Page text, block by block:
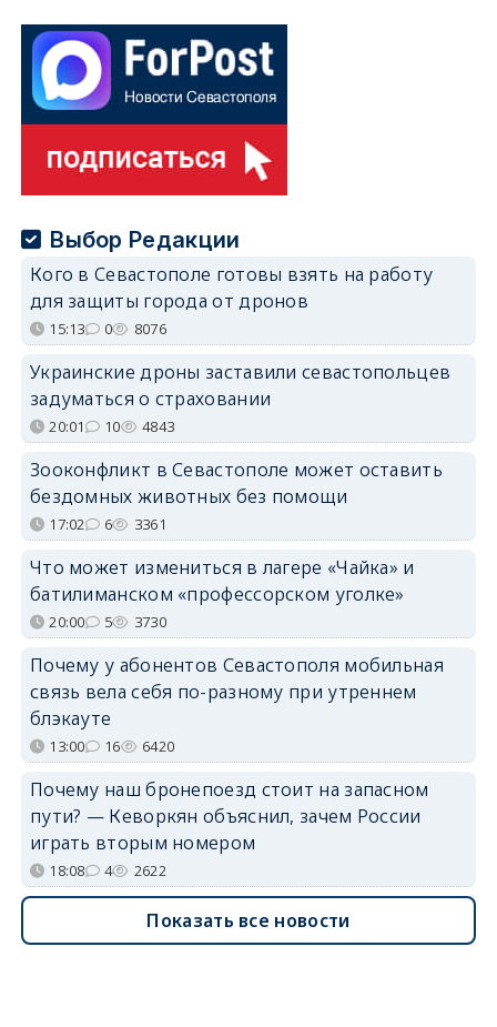
Выбор Редакции
Кого в Севастополе готовы взять на работу
для защиты города от дронов
15:13 0 8076
Украинские дроны заставили севастопольцев
задуматься о страховании
20:01 10 4843
Зооконфликт в Севастополе может оставить
бездомных животных без помощи
17:02 6 3361
Что может измениться в лагере «Чайка» и
батилиманском «профессорском уголке»
20:00 5 3730
Почему у абонентов Севастополя мобильная
связь вела себя по-разному при утреннем
блэкауте
13:00 16 6420
Почему наш бронепоезд стоит на запасном
пути? — Кеворкян объяснил, зачем России
играть вторым номером
18:08 4 2622
Показать все новости